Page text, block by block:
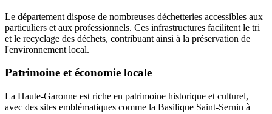
Le département dispose de nombreuses déchetteries accessibles aux
particuliers et aux professionnels. Ces infrastructures facilitent le tri
et le recyclage des déchets, contribuant ainsi à la préservation de
l'environnement local.
Patrimoine et économie locale
La Haute-Garonne est riche en patrimoine historique et culturel,
avec des sites emblématiques comme la Basilique Saint-Sernin à